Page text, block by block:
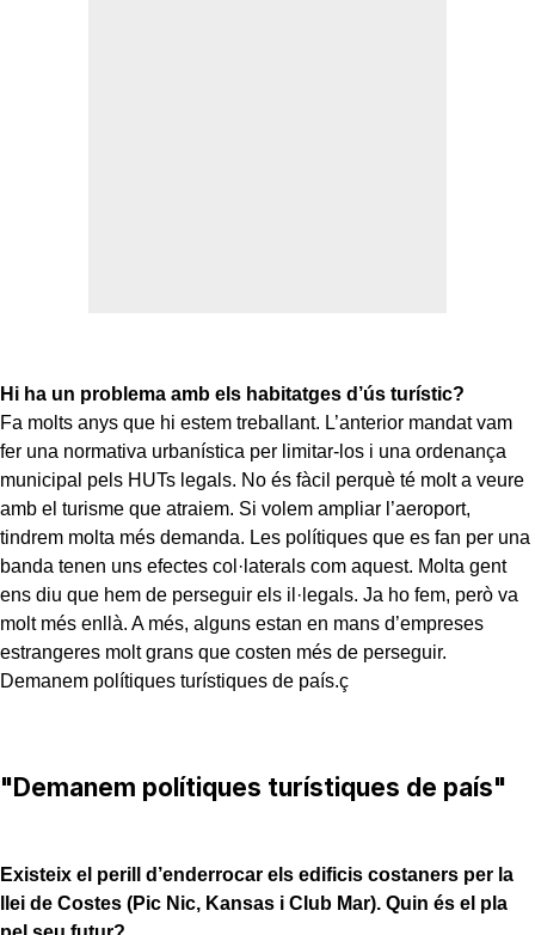
Hi ha un problema amb els habitatges d’ús turístic?
Fa molts anys que hi estem treballant. L’anterior mandat vam
fer una normativa urbanística per limitar-los i una ordenança
municipal pels HUTs legals. No és fàcil perquè té molt a veure
amb el turisme que atraiem. Si volem ampliar l’aeroport,
tindrem molta més demanda. Les polítiques que es fan per una
banda tenen uns efectes col·laterals com aquest. Molta gent
ens diu que hem de perseguir els il·legals. Ja ho fem, però va
molt més enllà. A més, alguns estan en mans d’empreses
estrangeres molt grans que costen més de perseguir.
Demanem polítiques turístiques de país.ç
"Demanem polítiques turístiques de país"
Existeix el perill d’enderrocar els edificis costaners per la
llei de Costes (Pic Nic, Kansas i Club Mar). Quin és el pla